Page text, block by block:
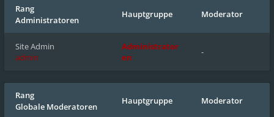
Rang
Administratoren
Hauptgruppe Moderator
Site Admin
admin
Administrator
en
-
Rang
Globale Moderatoren
Hauptgruppe Moderator